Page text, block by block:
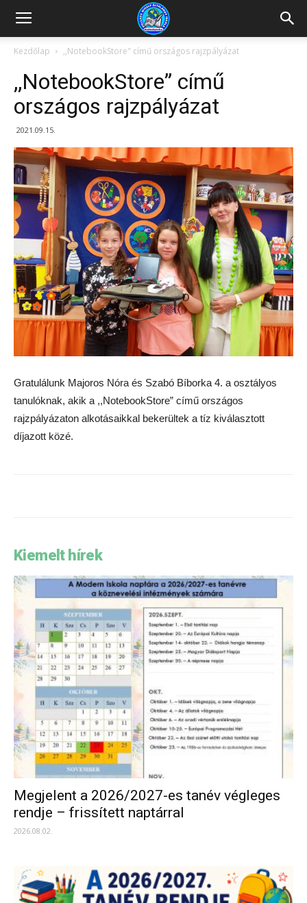
Kazincbarcikai
Pollack
Mihály
Általános
Kezdőlap ,,NotebookStore" című országos rajzpályázat
,,NotebookStore” című
országos rajzpályázat
2021.09.15.
Gratulálunk Majoros Nóra és Szabó Bíborka 4. a osztályos
tanulóknak, akik a ,,NotebookStore” című országos
rajzpályázaton alkotásaikkal bekerültek a tíz kiválasztott
díjazott közé.
Kiemelt hírek
Megjelent a 2026/2027-es tanév végleges
rendje – frissített naptárral
2026.08.02.